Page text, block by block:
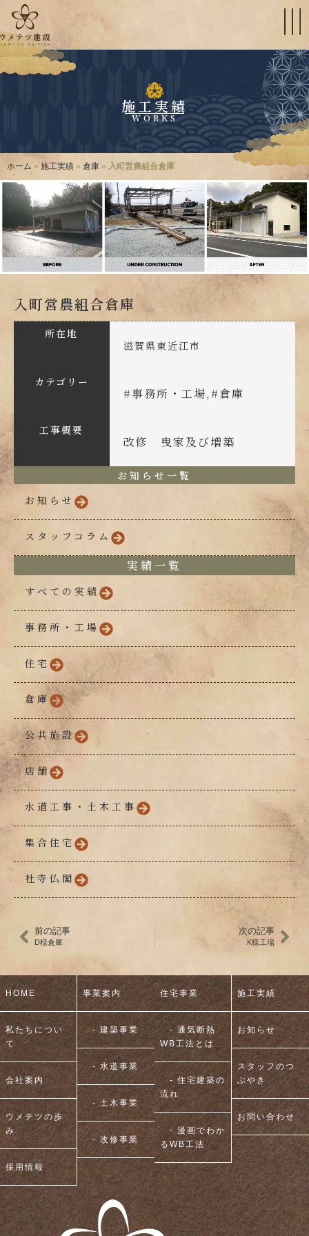
施工実績
WORKS
ホーム » 施工実績 » 倉庫 » 入町営農組合倉庫
入町営農組合倉庫
所在地
滋賀県東近江市
カテゴリー
#事務所・工場,#倉庫
工事概要
改修 曳家及び増築
お知らせ一覧
お知らせ
スタッフコラム
実績一覧
すべての実績
事務所・工場
住宅
倉庫
公共施設
店舗
水道工事・土木工事
集合住宅
社寺仏閣
前の記事
D様倉庫
次の記事
K様工場
HOME
私たちについ
て
会社案内
ウメテツの歩
み
採用情報
事業案内
- 建築事業
- 水道事業
- 土木事業
- 改修事業
住宅事業
- 通気断熱
WB工法とは
- 住宅建築の
流れ
- 漫画でわか
るWB工法
施工実績
お知らせ
スタッフのつ
ぶやき
お問い合わせ